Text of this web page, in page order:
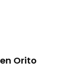
Orito